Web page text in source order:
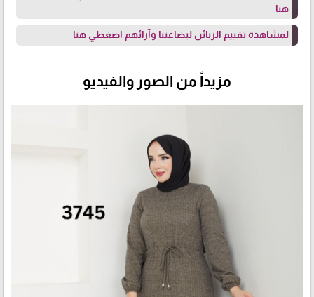
هنا
لمشاهدة تقييم الزبائن لبضاعتنا وآرائهم اضغطي هنا
مزيداً من الصور والفيديو